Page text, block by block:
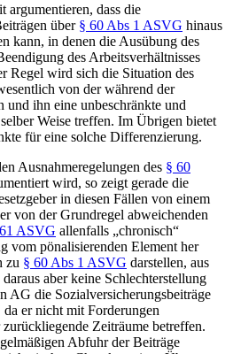
argumentieren, dass die
über § 60 Abs 1 ASVG hinaus
kann, in denen die Ausübung des
des Arbeitsverhältnisses
Regel wird sich die Situation des
von der während der
und ihn eine unbeschränkte und
Weise treffen. Im Übrigen bietet
für eine solche Differenzierung.
Ausnahmeregelungen des § 60
wird, so zeigt gerade die
in diesen Fällen von einem
von der Grundregel abweichenden
ASVG allenfalls „chronisch“
vom pönalisierenden Element her
zu § 60 Abs 1 ASVG darstellen, aus
aber keine Schlechterstellung
AG die Sozialversicherungsbeiträge
er nicht mit Forderungen
Zeiträume betreffen.
Abfuhr der Beiträge